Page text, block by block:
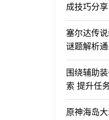
成技巧分享
塞尔达传
谜题解析
围绕辅助
索 提升任
原神海岛